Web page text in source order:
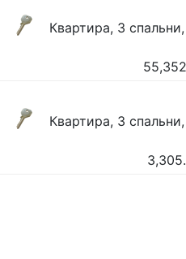
Квартира, 3
Квартира, 3